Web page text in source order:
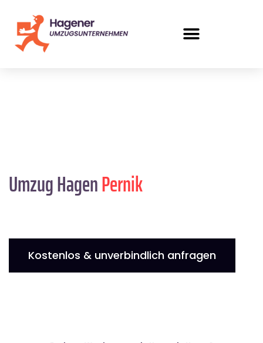
Umzug HagenPernik
Kostenlos & unverbindlich anfragen